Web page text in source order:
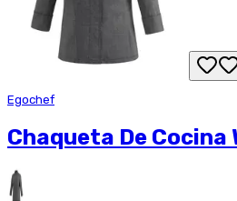
Egochef
Chaqueta De Cocina